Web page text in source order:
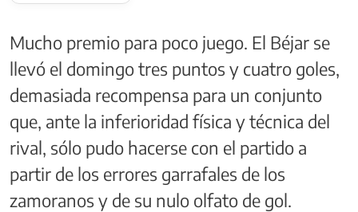
Mucho premio para poco juego. El Béjar se
llevó el domingo tres puntos y cuatro goles,
demasiada recompensa para un conjunto
que, ante la inferioridad física y técnica del
rival, sólo pudo hacerse con el partido a
partir de los errores garrafales de los
zamoranos y de su nulo olfato de gol.